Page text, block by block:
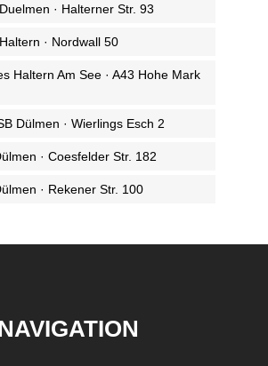
· Halterner Str. 93
· Nordwall 50
Haltern Am See · A43 Hohe Mark
Dülmen · Wierlings Esch 2
· Coesfelder Str. 182
· Rekener Str. 100